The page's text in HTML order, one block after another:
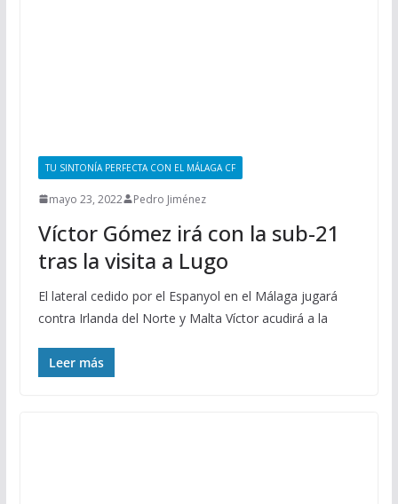
TU SINTONÍA PERFECTA CON EL MÁLAGA CF
mayo 23, 2022 Pedro Jiménez
Víctor Gómez irá con la sub-21
tras la visita a Lugo
El lateral cedido por el Espanyol en el Málaga jugará
contra Irlanda del Norte y Malta Víctor acudirá a la
Leer más